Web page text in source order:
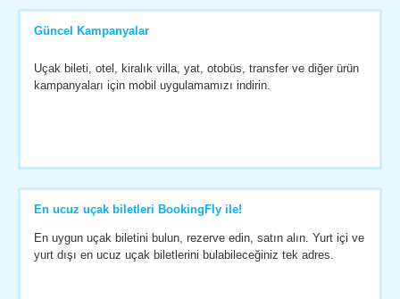
Güncel Kampanyalar
Uçak bileti, otel, kiralık villa, yat, otobüs, transfer ve diğer ürün
kampanyaları için mobil uygulamamızı indirin.
En ucuz uçak biletleri BookingFly ile!
En uygun uçak biletini bulun, rezerve edin, satın alın. Yurt içi ve
yurt dışı en ucuz uçak biletlerini bulabileceğiniz tek adres.